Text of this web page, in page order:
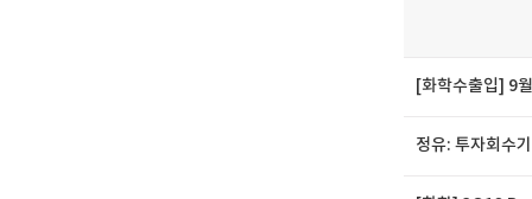
[화학수출입] 9
정유: 투자회수